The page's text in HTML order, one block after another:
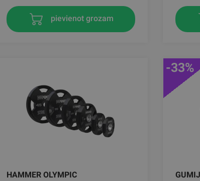
pievienot grozam
HAMMER OLYMPIC
-33%